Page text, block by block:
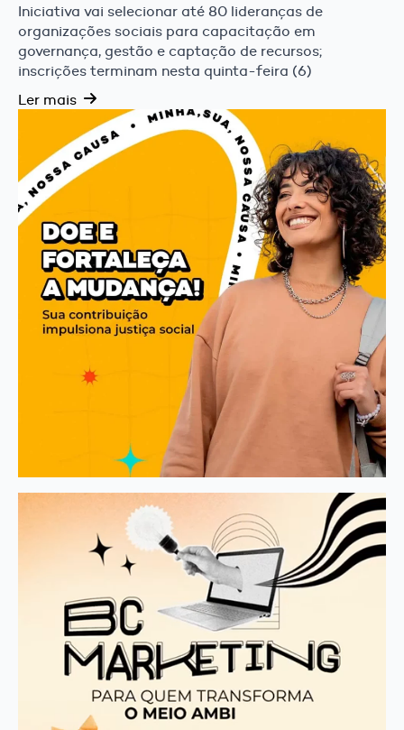
Iniciativa vai selecionar até 80 lideranças de
organizações sociais para capacitação em
governança, gestão e captação de recursos;
inscrições terminam nesta quinta-feira (6)
Ler mais